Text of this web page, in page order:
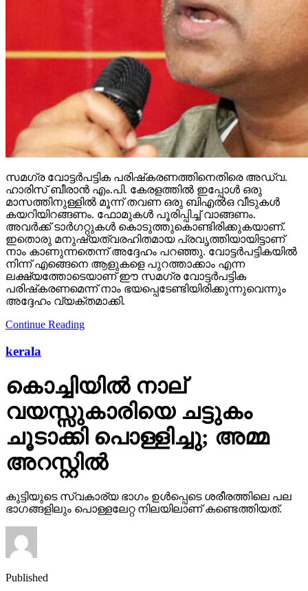
സമഗ്ര വോട്ടര്‍പട്ടിക പരിഷ്‌കരണത്തിനെതിരെ അഡ്വ.
ഹാരിസ് ബീരാന്‍ എം.പി. കേരളത്തില്‍ ഇപ്പോള്‍ ഒരു
മാസത്തിനുള്ളില്‍ മൂന്ന് തവണ ഒരു ബിഎല്‍ഒ വീടുകള്‍
കയറിയിറങ്ങണം. ഫോമുകള്‍ പൂരിപ്പിച്ച് വാങ്ങണം.
അവര്‍ക്ക് ടാര്‍ഗറ്റുകള്‍ കൊടുത്തുകൊണ്ടിരിക്കുകയാണ്.
ഇതൊരു മനുഷ്യത്വരഹിതമായ പ്രവൃത്തിയായിട്ടാണ്
നാം കാണുന്നതെന്ന് അദ്ദേഹം പറഞ്ഞു. വോട്ടര്‍പട്ടികയില്‍
നിന്ന് എങ്ങെനെ ആളുകളെ പുറത്താക്കാം എന്ന
ലക്ഷ്യത്തോടെയാണ് ഈ സമഗ്ര വോട്ടര്‍പട്ടിക
പരിഷ്‌കരണമെന്ന് നാം ഭയപ്പെടേണ്ടിയിരിക്കുന്നുവെന്നും
അദ്ദേഹം വ്യക്തമാക്കി.
Continue Reading
kerala
കൊച്ചിയില്‍ നാല്
വയസ്സുകാരിയെ ചട്ടുകം
ചൂടാക്കി പൊള്ളിച്ചു; അമ്മ
അറസ്റ്റില്‍
കുട്ടിയുടെ സ്വകാര്യ ഭാഗം ഉള്‍പ്പെടെ ശരീരത്തിലെ പല
ഭാഗങ്ങളിലും പൊള്ളലേറ്റ നിലയിലാണ് കണ്ടെത്തിയത്.
Published